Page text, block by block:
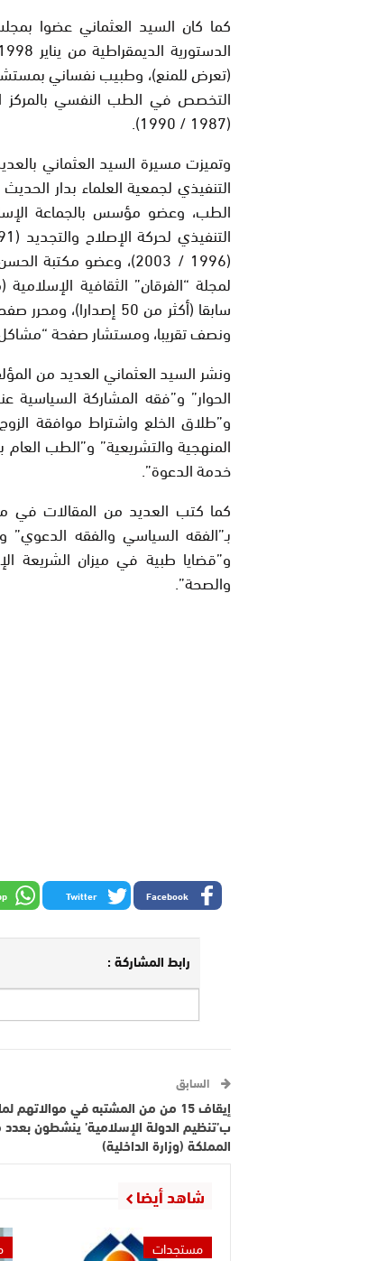
(1987 / 1990).
وتميزت مسيرة السيد العثماني
(1996 / 2003)، وعضو
سابقا (أكثر من 50
ونصف تقريبا، ومستشار صفحة
ونشر السيد العثماني العديد من
الحوار” و”فقه المشاركة السياسية
و”طلاق الخلع واشتراط موافقة
خدمة الدعوة”.
كما كتب العديد من المقالات في
بـ”الفقه السياسي والفقه
و”قضايا طبية في ميزان الشريعة
والصحة”.
Facebook
Twitter
رابط المشاركة :
السابق
إيقاف 15 من من المشتبه في
ب’تنظيم الدولة الإسلامية’ ينشطون
المملكة (وزارة الداخلية)
شاهد أيضا
مستجدات